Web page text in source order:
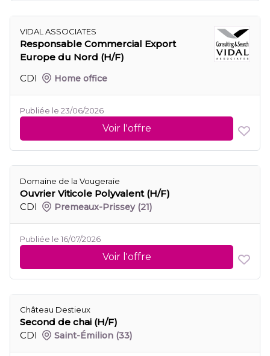
VIDAL ASSOCIATES
Responsable Commercial Export
Europe du Nord (H/F)
CDI
Home office
Publiée le 23/06/2026
Voir l'offre
Domaine de la Vougeraie
Ouvrier Viticole Polyvalent (H/F)
CDI
Premeaux-Prissey (21)
Publiée le 16/07/2026
Voir l'offre
Château Destieux
Second de chai (H/F)
CDI
Saint-Émilion (33)